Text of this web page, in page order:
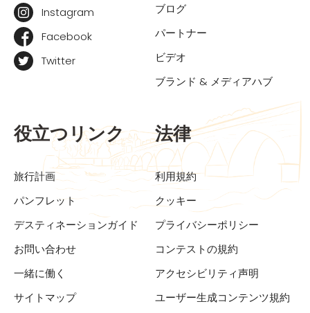
Instagram
Facebook
Twitter
ブログ
パートナー
ビデオ
ブランド & メディアハブ
役立つリンク
旅行計画
パンフレット
デスティネーションガイド
お問い合わせ
一緒に働く
サイトマップ
法律
利用規約
クッキー
プライバシーポリシー
コンテストの規約
アクセシビリティ声明
ユーザー生成コンテンツ規約